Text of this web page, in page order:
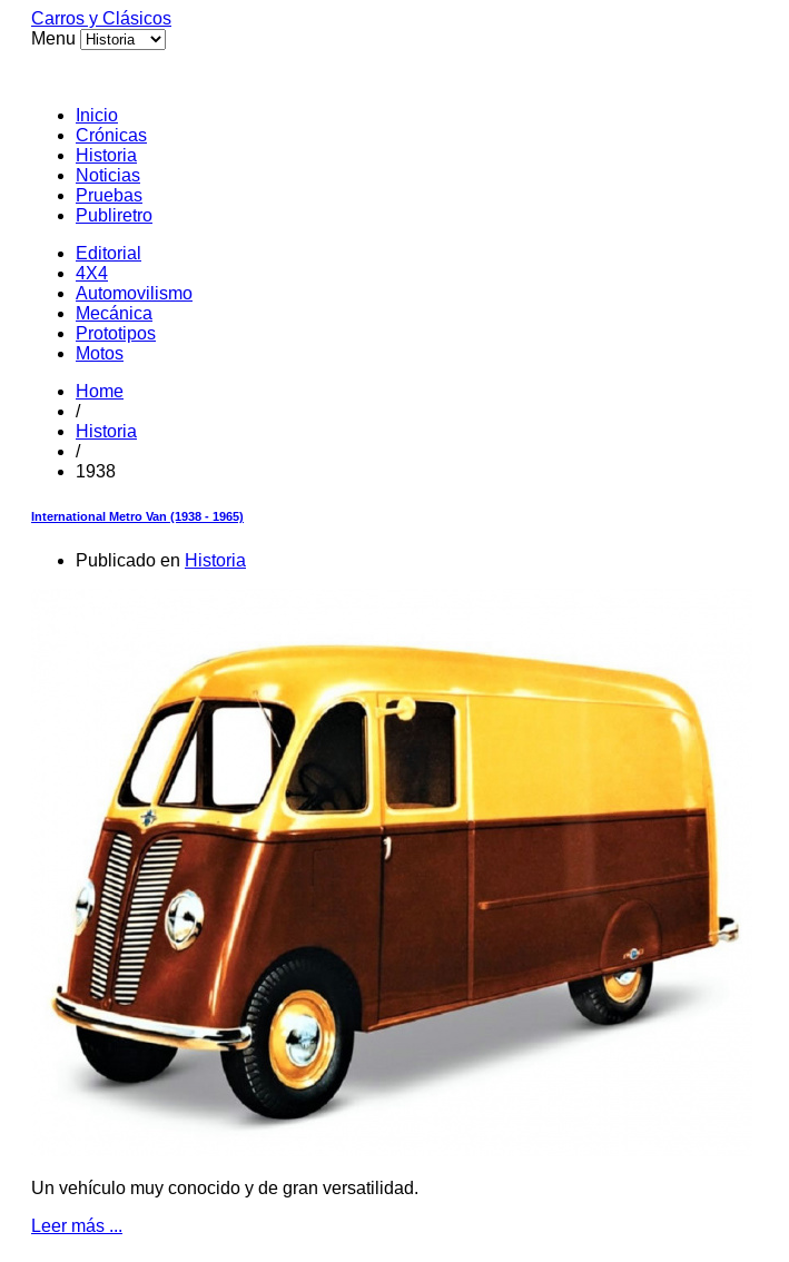
Carros y Clásicos
Menu
Inicio
Crónicas
Historia
Noticias
Pruebas
Publiretro
Editorial
4X4
Automovilismo
Mecánica
Prototipos
Motos
Home
/
Historia
/
1938
International Metro Van (1938 - 1965)
Publicado en Historia
Un vehículo muy conocido y de gran versatilidad.
Leer más ...